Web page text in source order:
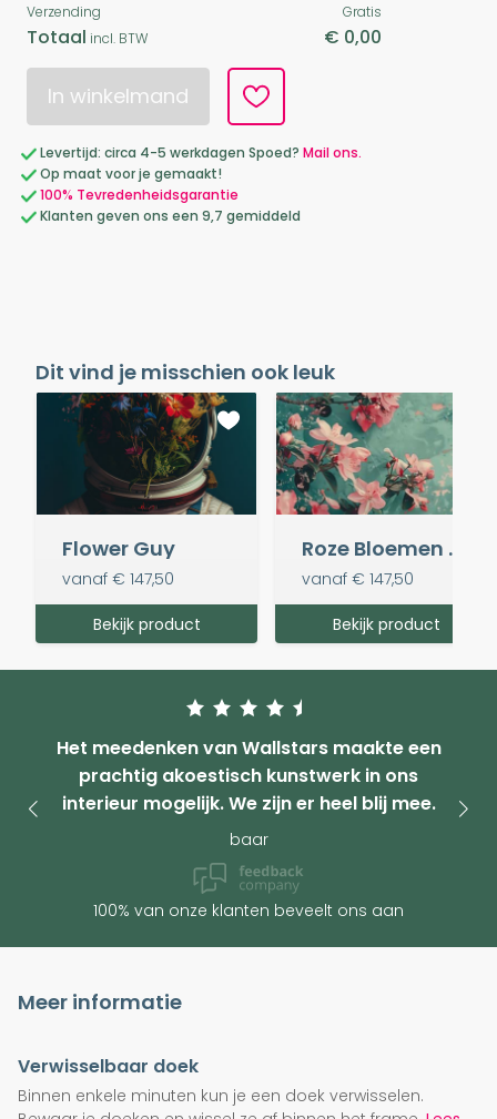
Verzending
Gratis
Totaal incl. BTW € 0,00
In winkelmand
Levertijd: circa 4-5 werkdagen Spoed? Mail ons.
Op maat voor je gemaakt!
100% Tevredenheidsgarantie
Klanten geven ons een 9,7 gemiddeld
Dit vind je misschien ook leuk
Flower Guy
vanaf € 147,50
Bekijk product
Roze Bloemen op Mintgroen
vanaf € 147,50
Bekijk product
Het meedenken van Wallstars maakte een
prachtig akoestisch kunstwerk in ons
interieur mogelijk. We zijn er heel blij mee.
baar
100% van onze klanten beveelt ons aan
Meer informatie
Verwisselbaar doek
Binnen enkele minuten kun je een doek verwisselen.